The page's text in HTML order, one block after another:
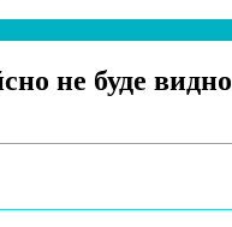
не буде видно